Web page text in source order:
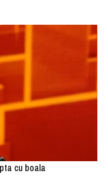
cu boala